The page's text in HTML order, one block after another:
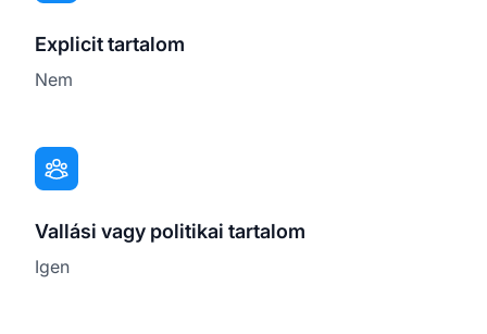
Explicit tartalom
Nem
Vallási vagy politikai tartalom
Igen